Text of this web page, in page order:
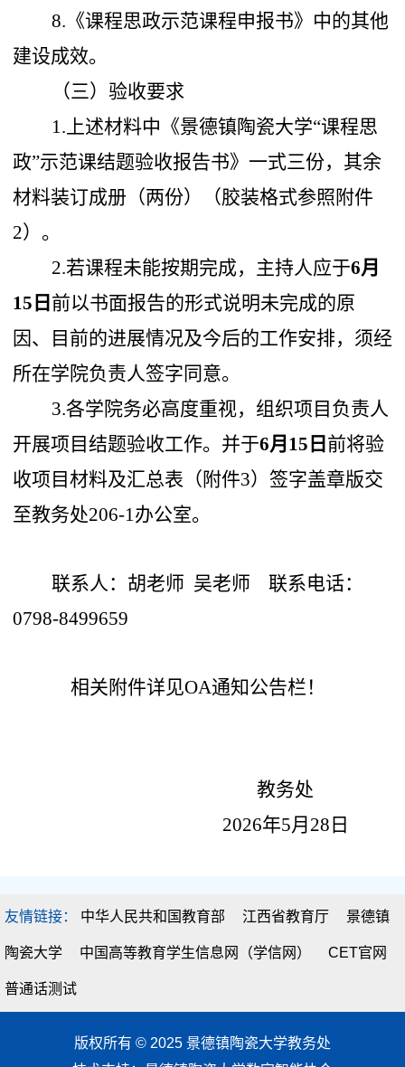
8.《课程思政示范课程申报书》中的其他
建设成效。
（三）验收要求
1.上述材料中《景德镇陶瓷大学“课程思
政”示范课结题验收报告书》一式三份，其余
材料装订成册（两份）（胶装格式参照附件
2）。
2.若课程未能按期完成，主持人应于6月
15 日 前以书面报告的形式说明未完成的原
因、目前的进展情况及今后的工作安排，须经
所在学院负责人签字同意。
3.各学院务必高度重视，组织项目负责人
开展项目结题验收工作。并于6月15日 前将验
收项目材料及汇总表（附件3）签字盖章版交
至教务处206-1办公室。
联系人：胡老师 吴老师 联系电话：
0798-8499659
相关附件详见OA通知公告栏！
教务处
2026年5月28日
友情链接： 中华人民共和国教育部 江西省教育厅 景德镇
陶瓷大学 中国高等教育学生信息网（学信网） CET官网
普通话测试
版权所有 © 2025 景德镇陶瓷大学教务处